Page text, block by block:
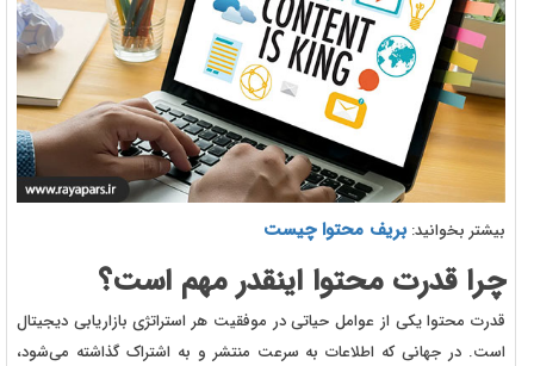
بیشتر بخوانید:بریف محتوا چیست
چرا قدرت محتوا اینقدر مهم است؟
قدرت محتوا یکی از عوامل حیاتی در موفقیت هر استراتژی بازاریابی دیجیتال
است. در جهانی که اطلاعات به سرعت منتشر و به اشتراک گذاشته می‌شود،